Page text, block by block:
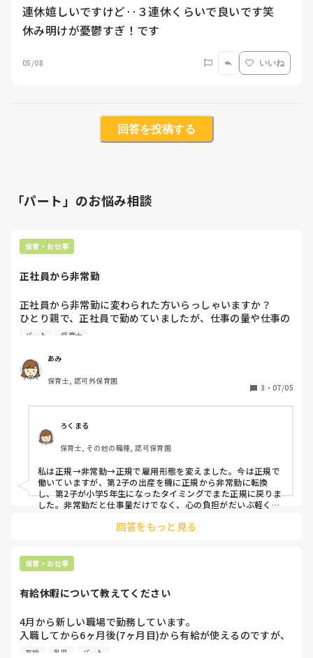
連休嬉しいですけど‥３連休くらいで良いです笑
休み明けが憂鬱すぎ！です
05/08 いいね
回答を投稿する
「パート」のお悩み相談
保育・お仕事
正社員から非常勤
正社員から非常勤に変わられた方いらっしゃいますか？
ひとり親で、正社員で勤めていましたが、仕事の量や仕事の
重さに耐えれなくなりました。家での持ち帰りもあり自分の
フルタイムパートで働きたいと思っていますが、みなさんの
色々な意見を聞かせて下さい。
パート 保育士
あみ
保育士, 認可外保育園
3 ・ 07/05
ろくまる
保育士, その他の職種, 認可保育園
私は正規→非常勤→正規で雇用形態を変えました。今は正規で
働いていますが、第2子の出産を機に正規から非常勤に転換
し、第2子が小学5年生になったタイミングでまた正規に戻りま
した。非常勤だと仕事量だけでなく、心の負担がだいぶ軽くな
私は夫がいるので収入面に関しては後ろ盾もあったのでよかっ
でも、私はあの頃非常勤とはいえ子育て大変でしたが、今とな
ればあの頃が1番充実してたし子ども優先にできてよかったと
回答をもっと見る
保育・お仕事
有給休暇について教えてください
4月から新しい職場で勤務しています。
入職してから6ヶ月後(7ヶ月目)から有給が使えるのですが、
今4ヶ月。
有給 乳児 パート